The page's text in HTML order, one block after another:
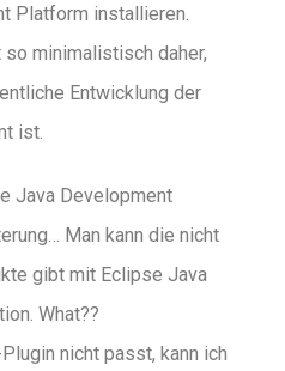
Platform installieren.
minimalistisch daher,
Entwicklung der
ist.
Java Development
Man kann die nicht
gibt mit Eclipse Java
What??
nicht passt, kann ich